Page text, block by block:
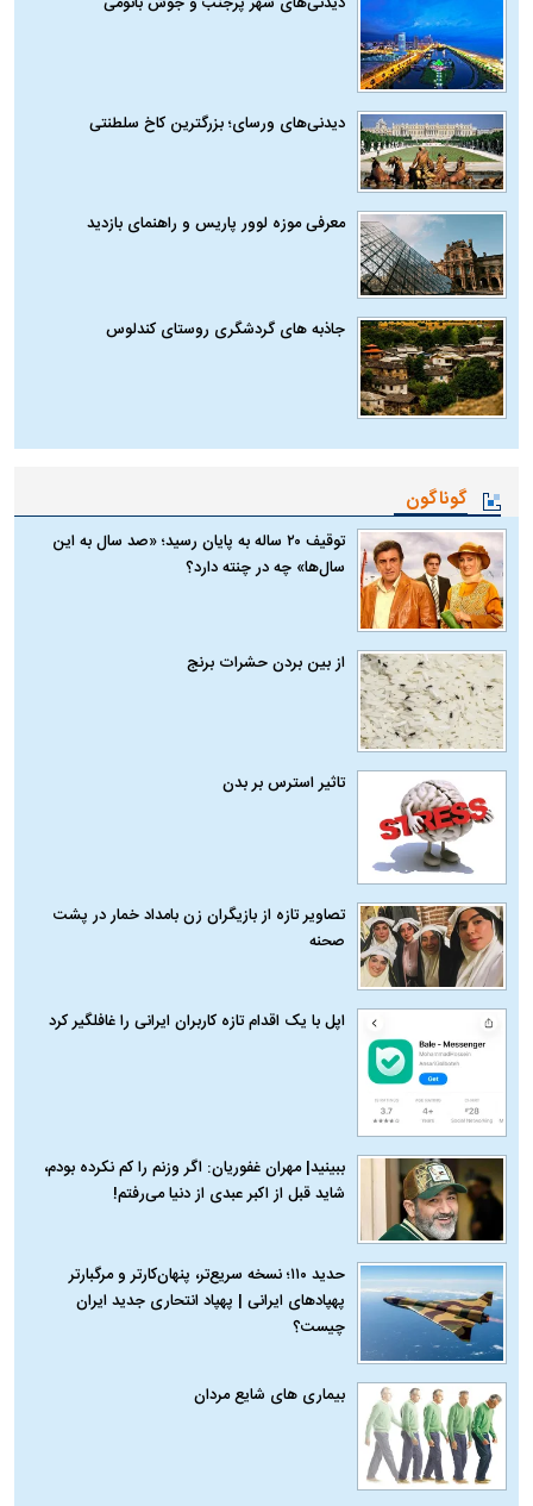
دیدنی‌های ورسای؛ بزرگترین کاخ سلطنتی
معرفی موزه لوور پاریس و راهنمای بازدید
جاذبه های گردشگری روستای کندلوس
گوناگون
توقیف ۲۰ ساله به پایان رسید؛ «صد سال به این
سال‌ها» چه در چنته دارد؟
از بین بردن حشرات برنج
تاثیر استرس بر بدن
تصاویر تازه از بازیگران زن بامداد خمار در پشت
صحنه
اپل با یک اقدام تازه کاربران ایرانی را غافلگیر کرد
ببینید| مهران غفوریان: اگر وزنم را کم نکرده بودم،
شاید قبل از اکبر عبدی از دنیا می‌رفتم!
حدید ۱۱۰؛ نسخه سریع‌تر، پنهان‌کارتر و مرگبارتر
پهپادهای ایرانی | پهپاد انتحاری جدید ایران
چیست؟
بیماری‌ های شایع مردان